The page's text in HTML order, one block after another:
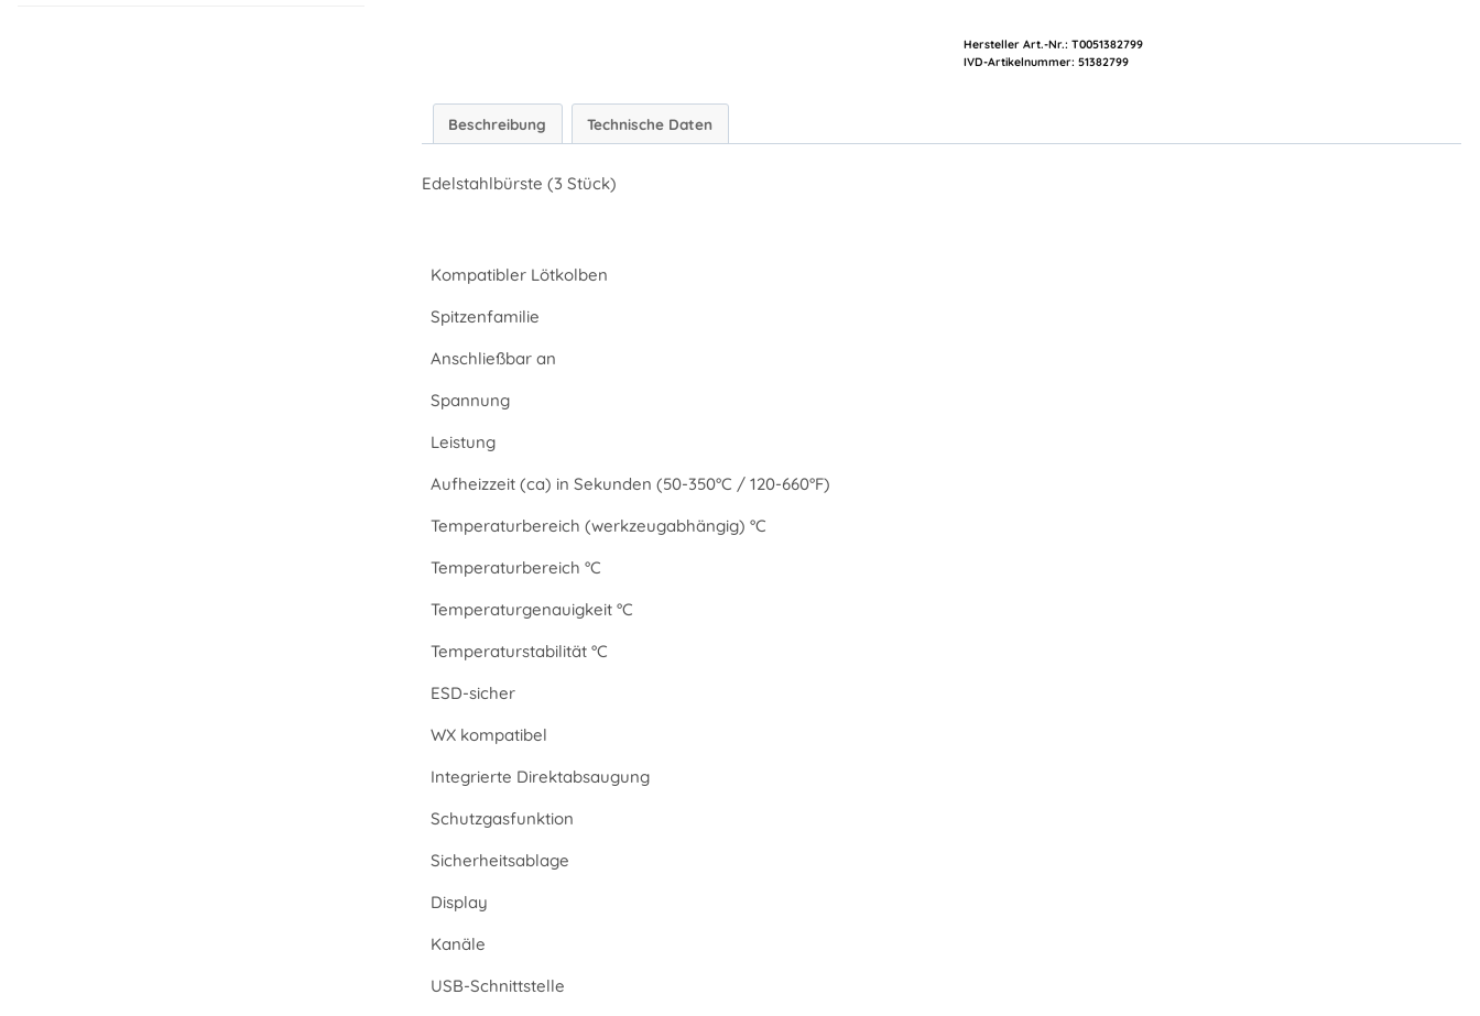
Hersteller Art.-Nr.: T0051382799
Artikelnummer: 51382799
Beschreibung Technische Daten
Edelstahlbürste (3 Stück)
Kompatibler Lötkolben
Spitzenfamilie
Anschließbar an
Spannung
Leistung
Aufheizzeit (ca) in Sekunden (50-350°C / 120-660°F)
Temperaturbereich (werkzeugabhängig) °C
Temperaturbereich °C
Temperaturgenauigkeit °C
Temperaturstabilität °C
ESD-sicher
WX kompatibel
Integrierte Direktabsaugung
Schutzgasfunktion
Sicherheitsablage
Display
Kanäle
USB-Schnittstelle